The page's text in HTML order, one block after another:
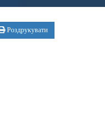
Роздрукувати